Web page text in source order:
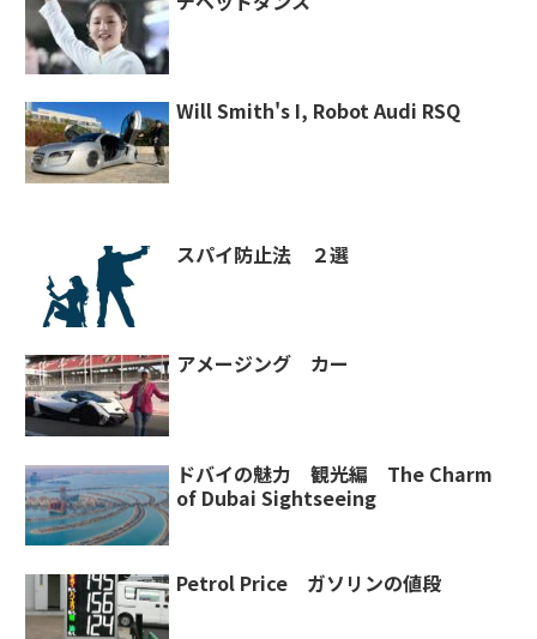
Will Smith's I, Robot Audi RSQ
スパイ防止法 ２選
アメージング カー
ドバイの魅力 観光編 The Charm
of Dubai Sightseeing
Petrol Price ガソリンの値段